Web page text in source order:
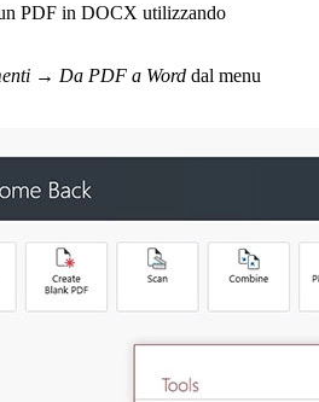
PDF in DOCX utilizzando
→ Da PDF a Word dal menu